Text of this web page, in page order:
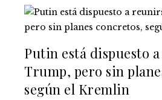
Putin está dispuesto
Trump, pero sin
según el Kremlin